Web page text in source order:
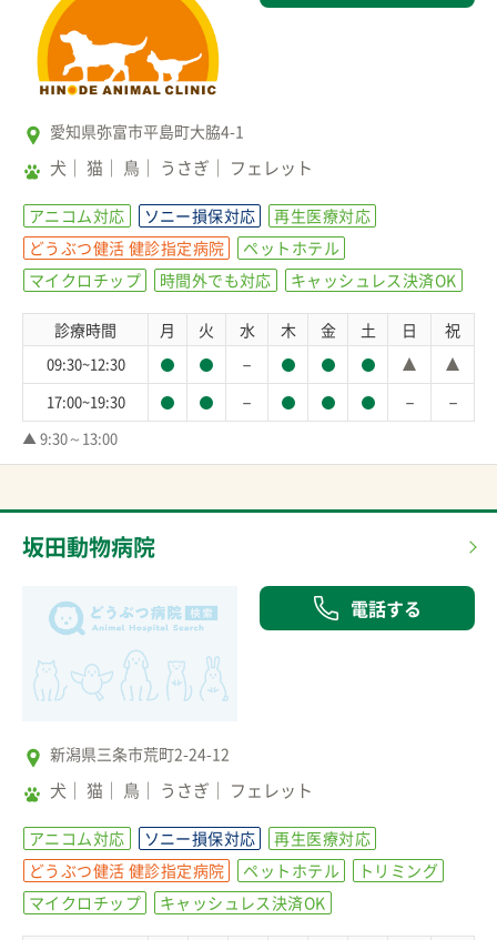
愛知県弥富市平島町大脇4-1
犬 猫 鳥 うさぎ フェレット
アニコム対応 ソニー損保対応
再生医療対応
どうぶつ健活 健診指定病院
ペットホテル
マイクロチップ
時間外でも対応 キャッシュレス決済OK
診療時間 月 火 水 木 金 土 日 祝
09:30~12:30 －
17:00~19:30 － － －
▲ 9:30～13:00
坂田動物病院
電話する
新潟県三条市荒町2-24-12
犬 猫 鳥 うさぎ フェレット
アニコム対応 ソニー損保対応
再生医療対応
どうぶつ健活 健診指定病院
ペットホテル
トリミング
マイクロチップ
キャッシュレス決済OK